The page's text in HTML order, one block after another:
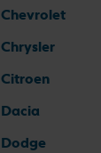
Chevrolet
Chrysler
Citroen
Dacia
Dodge